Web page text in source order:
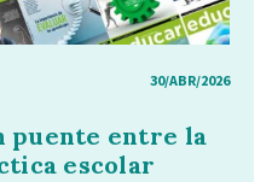
30/ABR/2026
puente entre la
escolar